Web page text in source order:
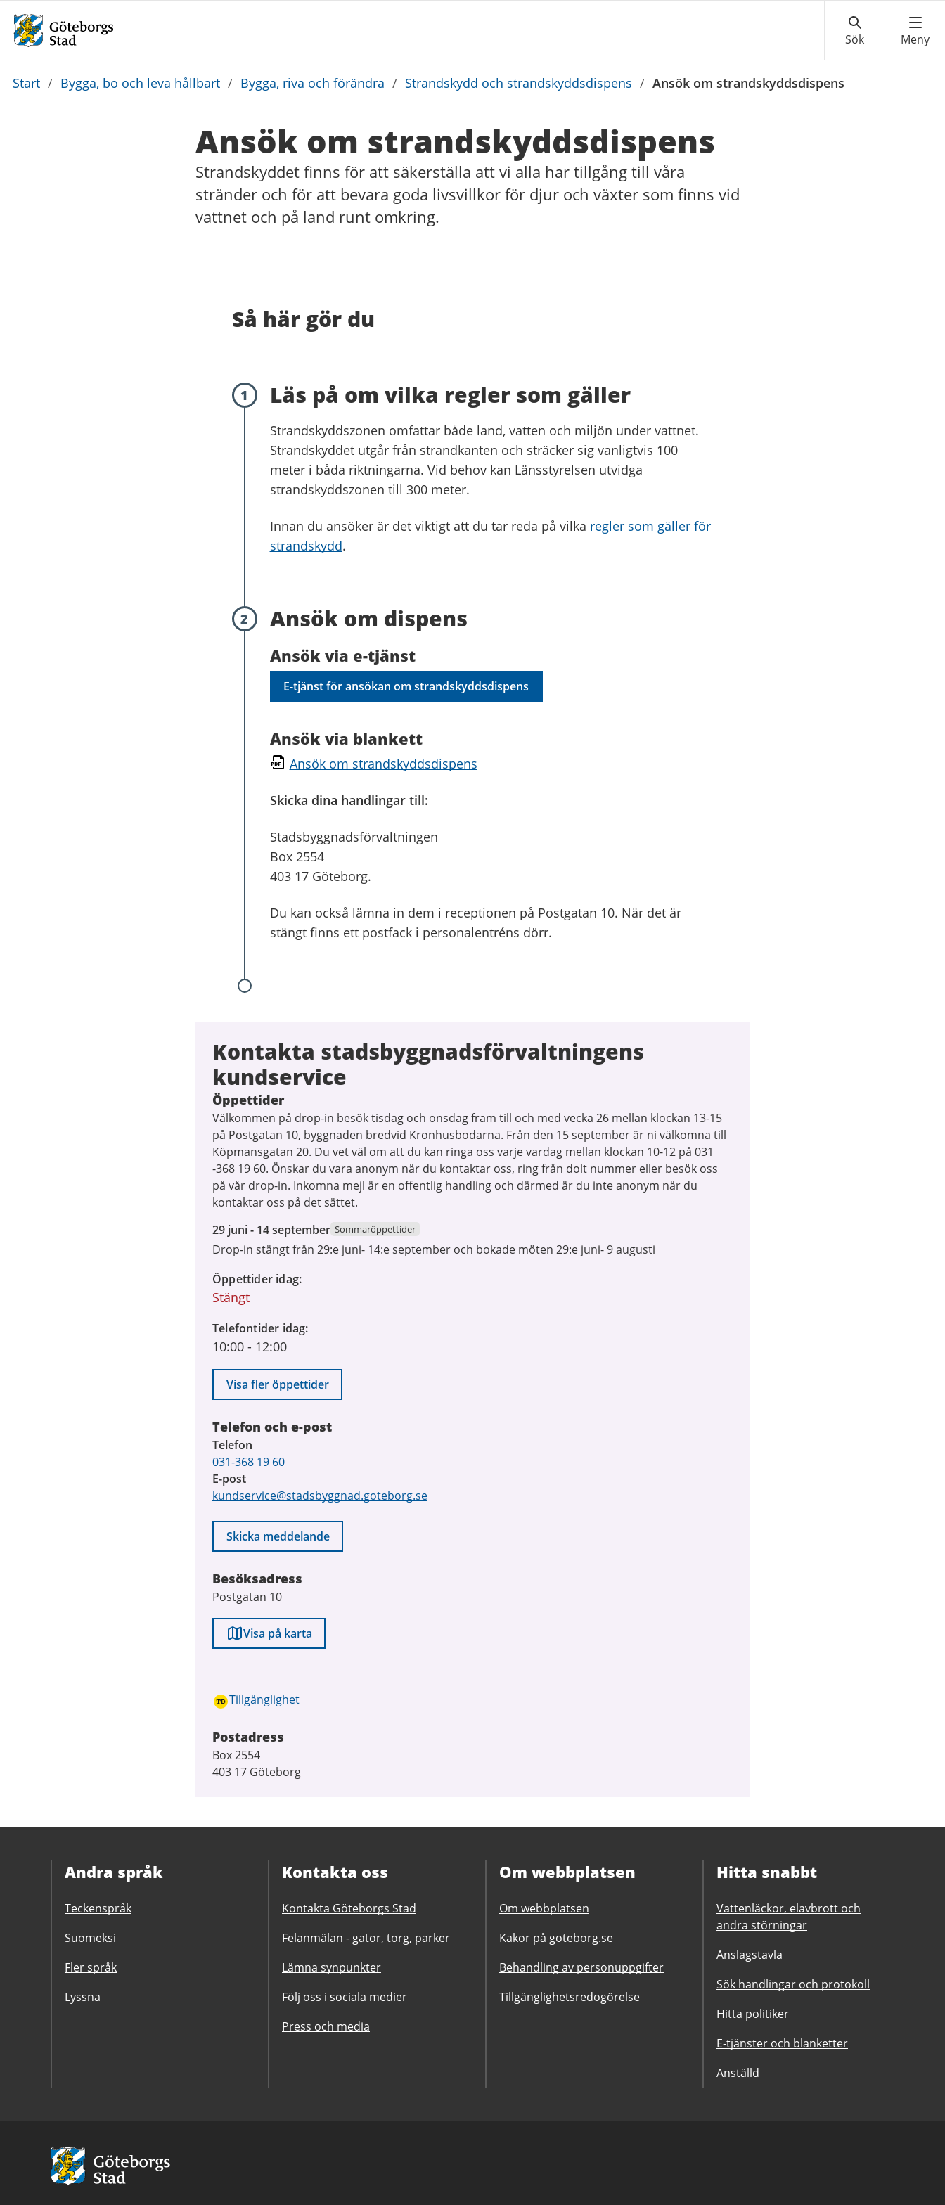
Du
Start / Bygga, bo och leva hållbart / Bygga, riva och förändra / Strandskydd och strandskyddsdispens / Ansök om strandskyddsdispens
Ansök om strandskyddsdispens
Strandskyddet finns för att säkerställa att vi alla har tillgång till våra
stränder och för att bevara goda livsvillkor för djur och växter som finns vid
vattnet och på land runt omkring.
Så här gör du
1 Läs på om vilka regler som gäller
Strandskyddszonen omfattar både land, vatten och miljön under vattnet.
Strandskyddet utgår från strandkanten och sträcker sig vanligtvis 100
meter i båda riktningarna. Vid behov kan Länsstyrelsen utvidga
strandskyddszonen till 300 meter.
Innan du ansöker är det viktigt att du tar reda på vilka regler som gäller för
strandskydd.
2 Ansök om dispens
Ansök via e-tjänst
E-tjänst för ansökan om strandskyddsdispens
Ansök via blankett
Ansök om strandskyddsdispens
Skicka dina handlingar till:
Stadsbyggnadsförvaltningen
Box 2554
403 17 Göteborg.
Du kan också lämna in dem i receptionen på Postgatan 10. När det är
stängt finns ett postfack i personalentréns dörr.
Kontakta stadsbyggnadsförvaltningens
kundservice
Öppettider
Välkommen på drop-in besök tisdag och onsdag fram till och med vecka 26 mellan klockan 13-15
på Postgatan 10, byggnaden bredvid Kronhusbodarna. Från den 15 september är ni välkomna till
Köpmansgatan 20. Du vet väl om att du kan ringa oss varje vardag mellan klockan 10-12 på 031
-368 19 60. Önskar du vara anonym när du kontaktar oss, ring från dolt nummer eller besök oss
på vår drop-in. Inkomna mejl är en offentlig handling och därmed är du inte anonym när du
kontaktar oss på det sättet.
29
juni
2026
till
14
2026
29 juni - 14 september Sommaröppettider
Drop-in stängt från 29:e juni- 14:e september och bokade möten 29:e juni- 9 augusti
Öppettider idag
Stängt
Telefontider idag
10:00 - 12:00
Visa fler öppettider
Telefon och e-post
Telefon
031-368 19 60
E-post
kundservice@stadsbyggnad.goteborg.se
Skicka meddelande
Besöksadress
Postgatan 10
Visa på karta
Tillgänglighet
Postadress
Box 2554
403 17 Göteborg
Andra språk
Teckenspråk
Suomeksi
Fler språk
Lyssna
Kontakta oss
Kontakta Göteborgs Stad
Felanmälan - gator, torg, parker
Lämna synpunkter
Följ oss i sociala medier
Press och media
Om webbplatsen
Om webbplatsen
Kakor på goteborg.se
Behandling av personuppgifter
Tillgänglighetsredogörelse
Hitta snabbt
Vattenläckor, elavbrott och
andra störningar
Anslagstavla
Sök handlingar och protokoll
Hitta politiker
E-tjänster och blanketter
Anställd
Avsändare:
Göteborgs
Stad